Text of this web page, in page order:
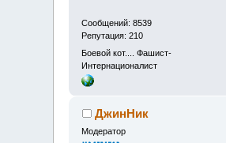
Сообщений: 8539
Репутация: 210
Боевой кот.... Фашист-
Интернационалист
ДжинНик
Модератор